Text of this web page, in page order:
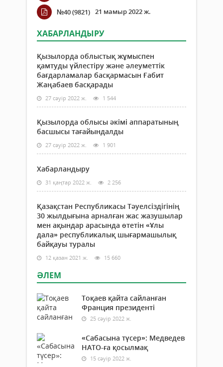
№40 (9821) 21 мамыр 2022 ж.
ХАБАРЛАНДЫРУ
Қызылорда облыстық жұмыспен
қамтуды үйлестіру және әлеуметтік
бағдарламалар басқармасын Ғабит
Жаңабаев басқарады
27 сәуір 2022 ж. 1 544
Қызылорда облысы әкімі аппаратының
басшысы тағайындалды
27 сәуір 2022 ж. 1 901
Хабарландыру
31 қаңтар 2022 ж. 2 256
Қазақстан Республикасы Тәуелсіздігінің
30 жылдығына арналған жас жазушылар
мен ақындар арасында өтетін «Ұлы
дала» республикалық шығармашылық
байқауы туралы
12 қазан 2021 ж. 15 660
ӘЛЕМ
Тоқаев қайта сайланған
Франция президенті
25 сәуір 2022 ж.
«Сабасына түсер»: Медведев
НАТО-ға қосылмақ
15 сәуір 2022 ж.